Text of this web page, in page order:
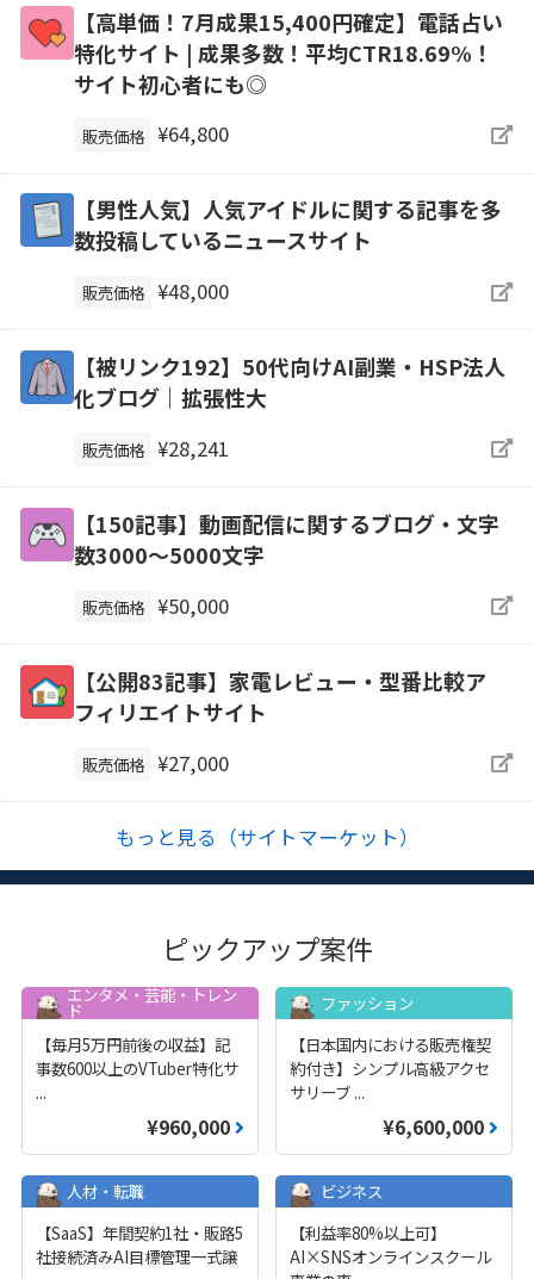
【高単価！7月成果15,400円確定】電話占い
特化サイト | 成果多数！平均CTR18.69%！
サイト初心者にも◎
販売価格 ¥64,800
【男性人気】人気アイドルに関する記事を多
数投稿しているニュースサイト
販売価格 ¥48,000
【被リンク192】50代向けAI副業・HSP法人
化ブログ｜拡張性大
販売価格 ¥28,241
【150記事】動画配信に関するブログ・文字
数3000～5000文字
販売価格 ¥50,000
【公開83記事】家電レビュー・型番比較ア
フィリエイトサイト
販売価格 ¥27,000
もっと見る（サイトマーケット）
ピックアップ案件
エンタメ・芸能・トレン
ド
【毎月5万円前後の収益】記
事数600以上のVTuber特化サ
...
¥960,000
ファッション
【日本国内における販売権契
約付き】シンプル高級アクセ
サリーブ ...
¥6,600,000
人材・転職
【SaaS】年間契約1社・販路5
社接続済みAI目標管理一式譲
ビジネス
【利益率80%以上可】
AI×SNSオンラインスクール